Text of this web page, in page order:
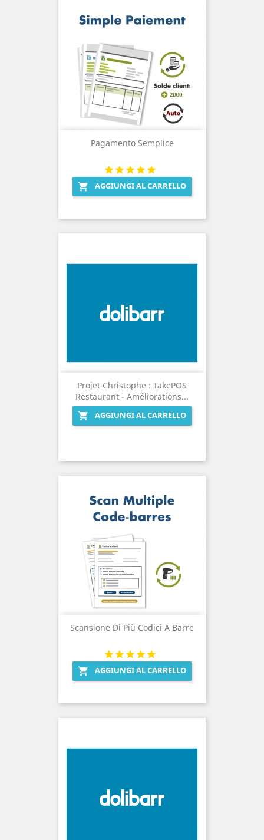
Pagamento Semplice
 AGGIUNGI AL CARRELLO
Projet Christophe : TakePOS
Restaurant - Améliorations...

AGGIUNGI AL CARRELLO
Scansione Di Più Codici A Barre
 AGGIUNGI AL CARRELLO